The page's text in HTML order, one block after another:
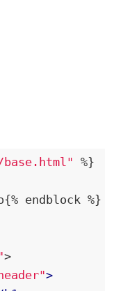
%}
endblock %}
>
>